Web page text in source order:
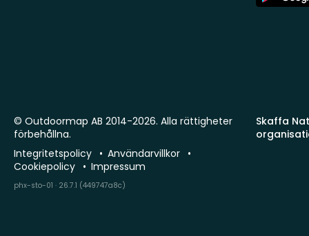
Store
Skaffa
© Outdoormap AB 2014-2026. Alla rättigheter
förbehållna.
Integritetspolicy
Användarvillkor
Cookiepolicy
Impressum
phx-sto-01 · 26.7.1 (449747a8c)